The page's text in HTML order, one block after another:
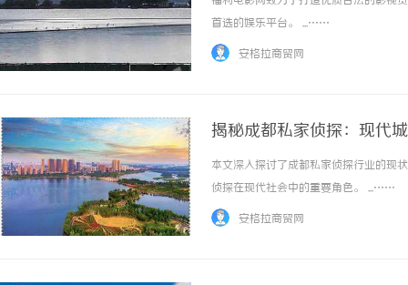
首选的娱乐平台。 ...……
安格拉商贸网
揭秘成都私家侦探：现代
本文深入探讨了成都私家侦探行业的现
侦探在现代社会中的重要角色。 ...……
安格拉商贸网